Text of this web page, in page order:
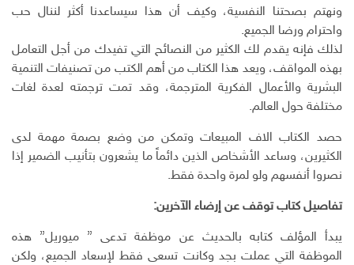
ونهتم بصحتنا النفسية، وكيف أن هذا سيساعدنا أكثر لننال حب
واحترام ورضا الجميع.
لذلك فإنه يقدم لك الكثير من النصائح التي تفيدك من أجل التعامل
بهذه المواقف، ويعد هذا الكتاب من أهم الكتب من تصنيفات التنمية
البشرية والأعمال الفكرية المترجمة، وقد تمت ترجمته لعدة لغات
مختلفة حول العالم.
حصد الكتاب الاف المبيعات وتمكن من وضع بصمة مهمة لدى
الكثيرين، وساعد الأشخاص الذين دائماً ما يشعرون بتأنيب الضمير إذا
نصروا أنفسهم ولو لمرة واحدة فقط.
تفاصيل كتاب توقف عن إرضاء الآخرين:
يبدأ المؤلف كتابه بالحديث عن موظفة تدعى ” ميوريل” هذه
الموظفة التي عملت بجد وكانت تسعى فقط لإسعاد الجميع، ولكن